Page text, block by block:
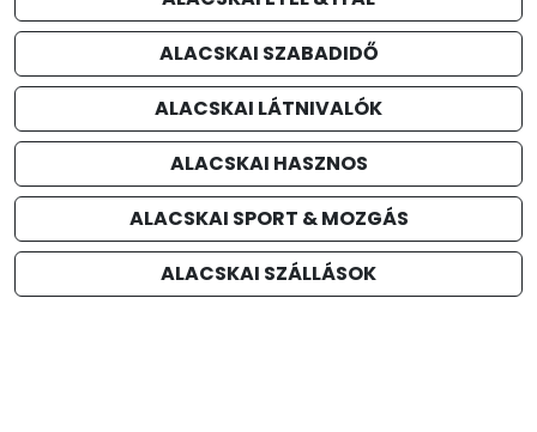
ALACSKAI SZABADIDŐ
ALACSKAI LÁTNIVALÓK
ALACSKAI HASZNOS
ALACSKAI SPORT & MOZGÁS
ALACSKAI SZÁLLÁSOK